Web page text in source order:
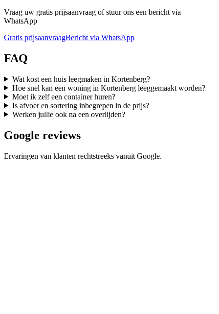
Vraag uw gratis prijsaanvraag of stuur ons een bericht via
WhatsApp
Gratis prijsaanvraagBericht via WhatsApp
FAQ
Wat kost een huis leegmaken in Kortenberg?
Hoe snel kan een woning in Kortenberg leeggemaakt worden?
Moet ik zelf een container huren?
Is afvoer en sortering inbegrepen in de prijs?
Werken jullie ook na een overlijden?
Google reviews
Ervaringen van klanten rechtstreeks vanuit Google.